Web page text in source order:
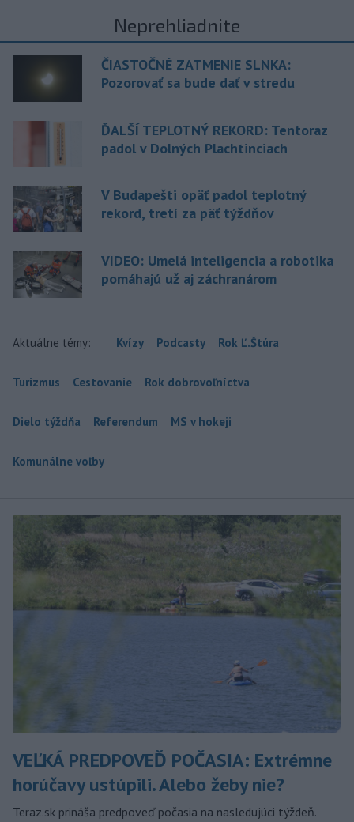
Neprehliadnite
ČIASTOČNÉ ZATMENIE SLNKA:
Pozorovať sa bude dať v stredu
ĎALŠÍ TEPLOTNÝ REKORD: Tentoraz
padol v Dolných Plachtinciach
V Budapešti opäť padol teplotný
rekord, tretí za päť týždňov
VIDEO: Umelá inteligencia a robotika
pomáhajú už aj záchranárom
Aktuálne témy: Kvízy Podcasty Rok Ľ.Štúra
Turizmus Cestovanie Rok dobrovoľníctva
Dielo týždňa Referendum MS v hokeji
Komunálne voľby
VEĽKÁ PREDPOVEĎ POČASIA: Extrémne
horúčavy ustúpili. Alebo žeby nie?
Teraz.sk prináša predpoveď počasia na nasledujúci týždeň.